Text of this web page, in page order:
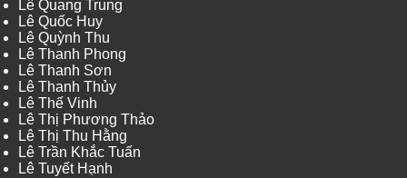
Lê Quang Trung
Lê Quốc Huy
Lê Quỳnh Thu
Lê Thanh Phong
Lê Thanh Sơn
Lê Thanh Thủy
Lê Thế Vinh
Lê Thị Phương Thảo
Lê Thị Thu Hằng
Lê Trần Khắc Tuấn
Lê Tuyết Hạnh